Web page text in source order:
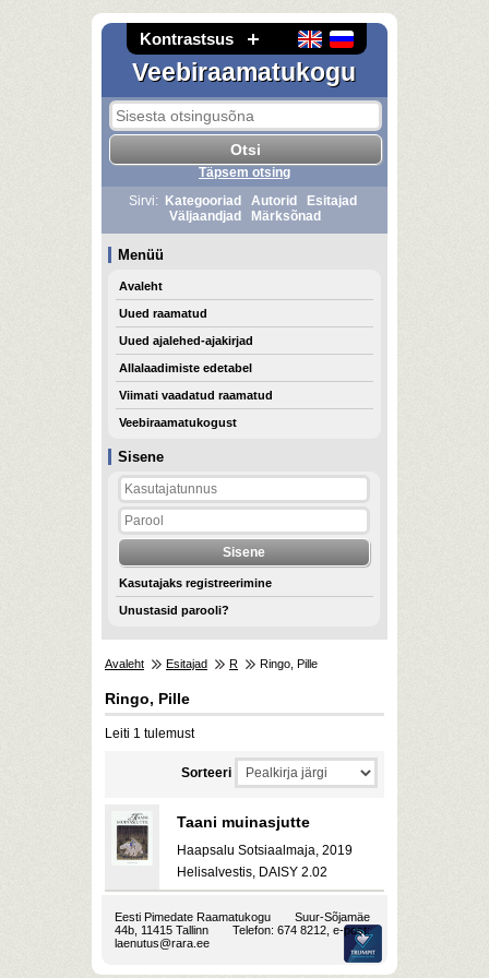
Kontrastsus
Veebiraamatukogu
Sisene
Kasutajaks registreerimine
Unustasid parooli?
Täpsem otsing
Sirvi:
Kategooriad Autorid
Esitajad
Väljaandjad
Märksõnad
Menüü
Avaleht
Uued raamatud
Uued ajalehed-ajakirjad
Allalaadimiste edetabel
Viimati vaadatud raamatud
Veebiraamatukogust
Avaleht Esitajad R Ringo, Pille
Ringo, Pille
Leiti 1 tulemust
Sorteeri
Taani muinasjutte
Haapsalu Sotsiaalmaja, 2019
Helisalvestis, DAISY 2.02
Eesti Pimedate Raamatukogu
Suur-Sõjamäe
44b, 11415 Tallinn
Telefon: 674 8212, e-post:
laenutus@rara.ee